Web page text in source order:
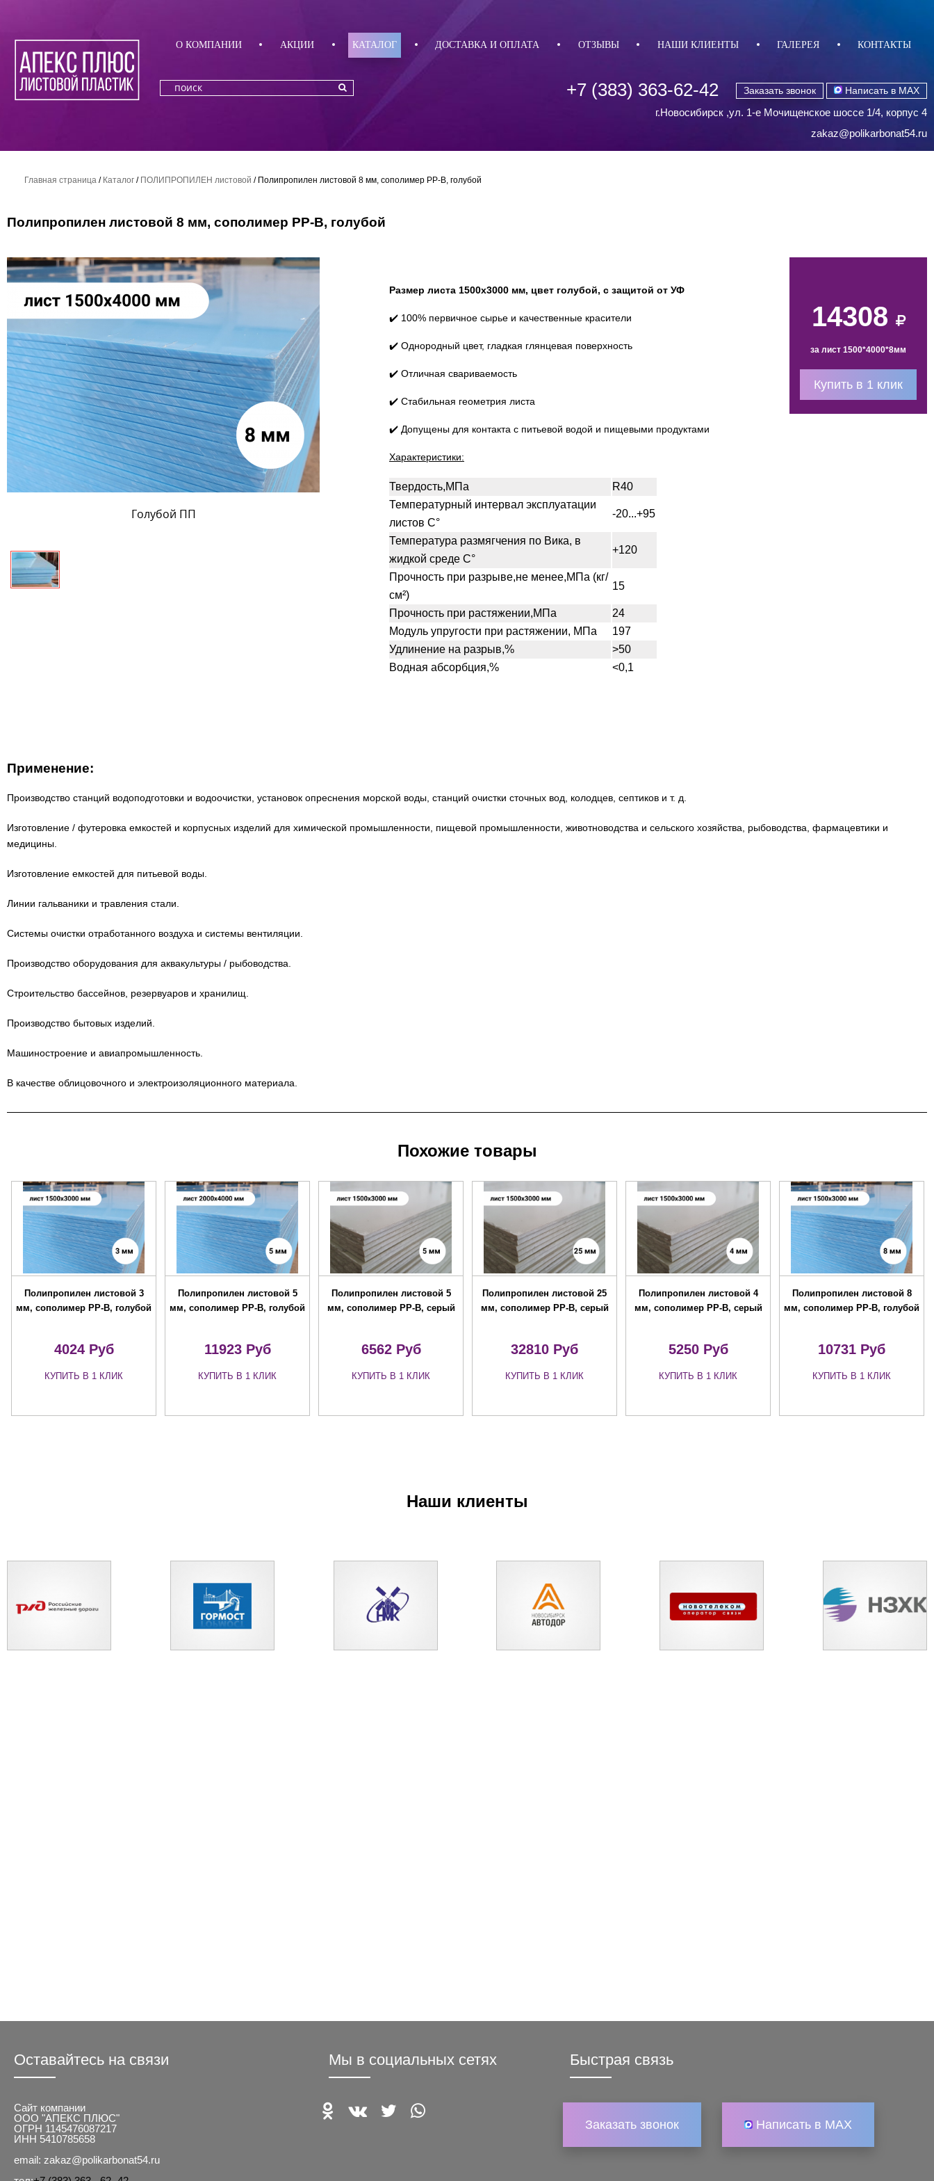
О КОМПАНИИ АКЦИИ КАТАЛОГ ДОСТАВКА И ОПЛАТА ОТЗЫВЫ НАШИ КЛИЕНТЫ ГАЛЕРЕЯ КОНТАКТЫ
+7 (383) 363-62-42 Заказать звонок Написать в MAX
г.Новосибирск ,ул. 1-е Мочищенское шоссе 1/4, корпус 4
zakaz@polikarbonat54.ru
Главная страница / Каталог / ПОЛИПРОПИЛЕН листовой / Полипропилен листовой 8 мм, сополимер PP-B, голубой
Полипропилен листовой 8 мм, сополимер PP-B, голубой
Голубой ПП
Размер листа 1500х3000 мм, цвет голубой, с защитой от УФ
✔️ 100% первичное сырье и качественные красители
✔️ Однородный цвет, гладкая глянцевая поверхность
✔️ Отличная свариваемость
✔️ Стабильная геометрия листа
✔️ Допущены для контакта с питьевой водой и пищевыми продуктами
Характеристики:
Твердость,МПа
R40
Температурный интервал эксплуатации
листов С°
-20...+95
Температура размягчения по Вика, в
жидкой среде С°
+120
Прочность при разрыве,не менее,МПа (кг/
см²)
15
Прочность при растяжении,МПа
24
Модуль упругости при растяжении, МПа
197
Удлинение на разрыв,%
>50
Водная абсорбция,%
<0,1
14308
за лист 1500*4000*8мм
Купить в 1 клик
Применение:
Производство станций водоподготовки и водоочистки, установок опреснения морской воды, станций очистки сточных вод, колодцев, септиков и т. д.
Изготовление / футеровка емкостей и корпусных изделий для химической промышленности, пищевой промышленности, животноводства и сельского хозяйства, рыбоводства, фармацевтики и
медицины.
Изготовление емкостей для питьевой воды.
Линии гальваники и травления стали.
Системы очистки отработанного воздуха и системы вентиляции.
Производство оборудования для аквакультуры / рыбоводства.
Строительство бассейнов, резервуаров и хранилищ.
Производство бытовых изделий.
Машиностроение и авиапромышленность.
В качестве облицовочного и электроизоляционного материала.
Похожие товары
Полипропилен листовой 3
мм, сополимер PP-B, голубой
4024 Руб
КУПИТЬ В 1 КЛИК
Полипропилен листовой 5
мм, сополимер PP-B, голубой
11923 Руб
КУПИТЬ В 1 КЛИК
Полипропилен листовой 5
мм, сополимер PP-B, серый
6562 Руб
КУПИТЬ В 1 КЛИК
Полипропилен листовой 25
мм, сополимер PP-B, серый
32810 Руб
КУПИТЬ В 1 КЛИК
Полипропилен листовой 4
мм, сополимер PP-B, серый
5250 Руб
КУПИТЬ В 1 КЛИК
Полипропилен листовой 8
мм, сополимер PP-B, голубой
10731 Руб
КУПИТЬ В 1 КЛИК
Наши клиенты
Оставайтесь на связи
Сайт компании
ООО "АПЕКС ПЛЮС"
ОГРН 1145476087217
ИНН 5410785658
email: zakaz@polikarbonat54.ru
Мы в социальных сетях Быстрая связь
Заказать звонок Написать в MAX